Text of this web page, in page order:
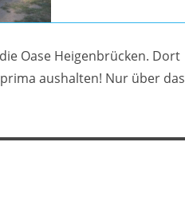
Oase Heigenbrücken. Dort
aushalten! Nur über das